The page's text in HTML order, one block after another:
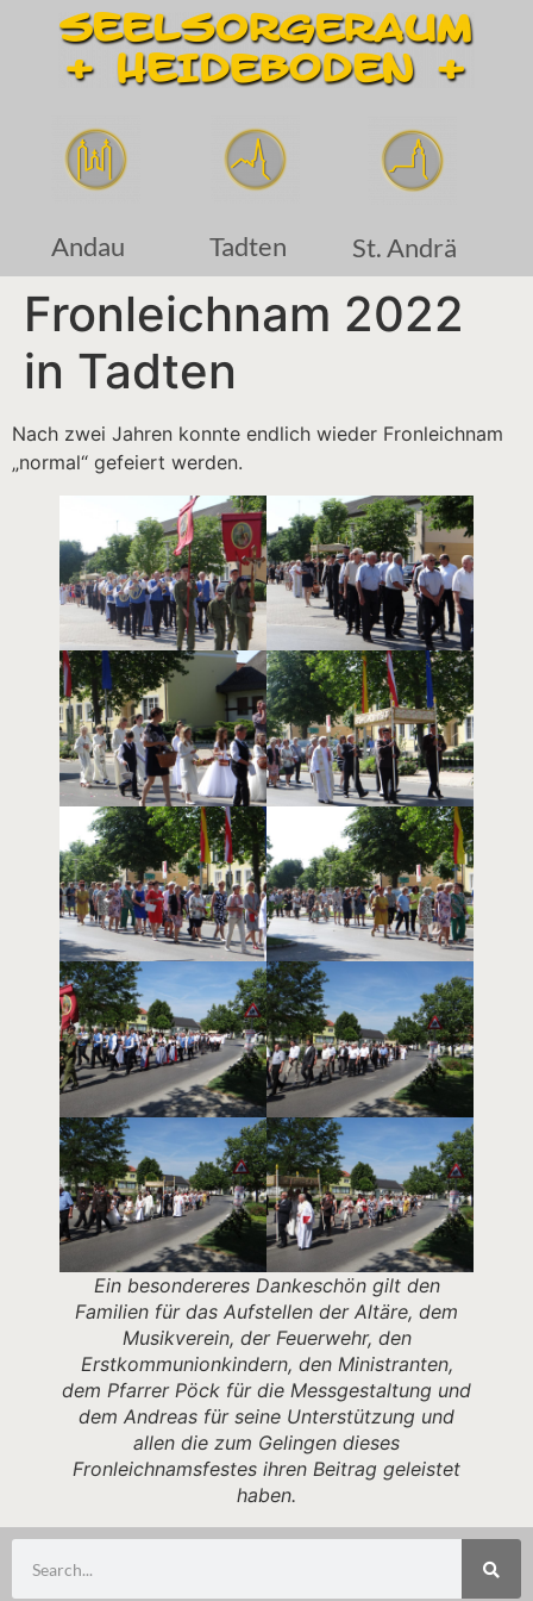
Andau Tadten St. Andrä
Fronleichnam 2022
in Tadten
Nach zwei Jahren konnte endlich wieder Fronleichnam
„normal“ gefeiert werden.
Ein besondereres Dankeschön gilt den
Familien für das Aufstellen der Altäre, dem
Musikverein, der Feuerwehr, den
Erstkommunionkindern, den Ministranten,
dem Pfarrer Pöck für die Messgestaltung und
dem Andreas für seine Unterstützung und
allen die zum Gelingen dieses
Fronleichnamsfestes ihren Beitrag geleistet
haben.